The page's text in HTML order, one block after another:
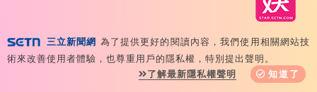
Copyright ©2026 Sanlih E-Television All Rights
Reserved 版權所有 盜用必究 台北市內湖區舊宗路一段159
號 02-8792-8888
三立新聞網 為了提供更好的閱讀內容，我們使用相關網站技
術來改善使用者體驗，也尊重用戶的隱私權，特別提出聲明。
了解最新隱私權聲明
知道了